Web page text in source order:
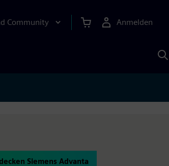
Community Anmelden
KI
Siemens Advanta